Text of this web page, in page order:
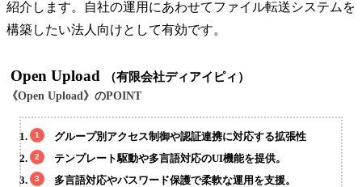
紹介します。自社の運用にあわせてファイル転送システムを
構築したい法人向けとして有効です。
Open Upload （有限会社ディアイピィ）
《Open Upload》のPOINT
グループ別アクセス制御や認証連携に対応する拡張性
テンプレート駆動や多言語対応のUI機能を提供。
多言語対応やパスワード保護で柔軟な運用を支援。